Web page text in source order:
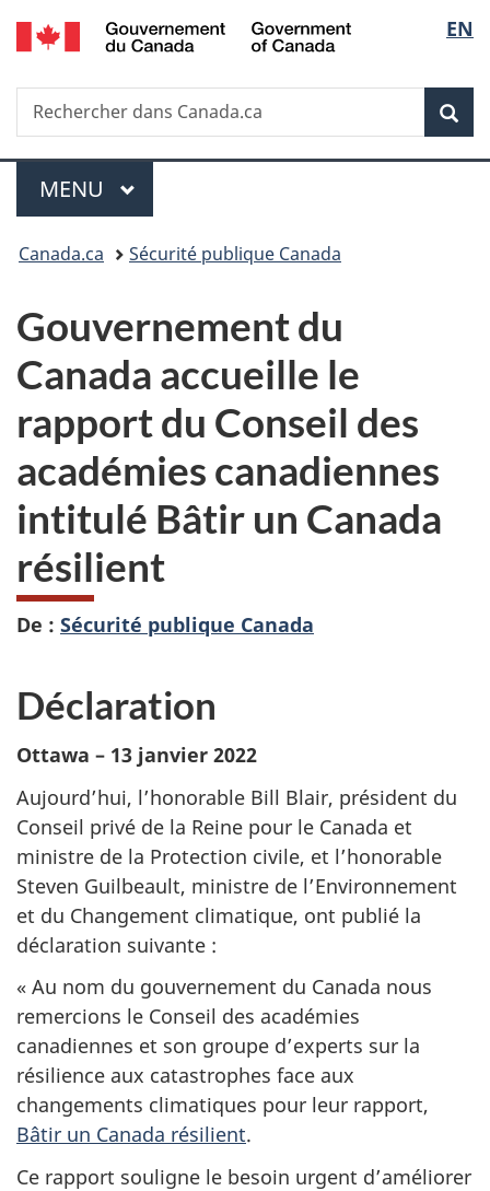
Passer
au
principal
Passer
à
Au
du
Passer
à
version
simplifiée
de
la
EN
Recherche
Rechercher
dans
Menu
MENU PRINCIPAL
Vous
ici :
Canada.ca Sécurité publique Canada
Gouvernement du
Canada accueille le
rapport du Conseil des
académies canadiennes
intitulé Bâtir un Canada
résilient
De : Sécurité publique Canada
Déclaration
Ottawa – 13 janvier 2022
Aujourd’hui, l’honorable Bill Blair, président du
Conseil privé de la Reine pour le Canada et
ministre de la Protection civile, et l’honorable
Steven Guilbeault, ministre de l’Environnement
et du Changement climatique, ont publié la
déclaration suivante :
« Au nom du gouvernement du Canada nous
remercions le Conseil des académies
canadiennes et son groupe d’experts sur la
résilience aux catastrophes face aux
changements climatiques pour leur rapport,
Bâtir un Canada résilient.
Ce rapport souligne le besoin urgent d’améliorer